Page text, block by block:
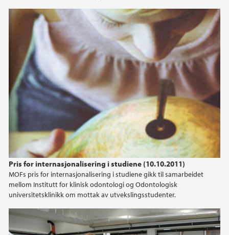
Pris for internasjonalisering i studiene (10.10.2011)
MOFs pris for internasjonalisering i studiene gikk til samarbeidet
mellom Institutt for klinisk odontologi og Odontologisk
universitetsklinikk om mottak av utvekslingsstudenter.